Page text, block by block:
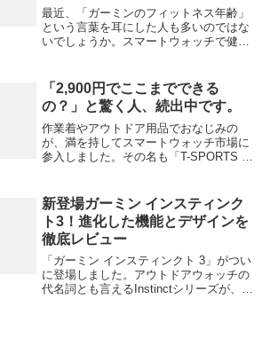
最近、「ガーミンのフィットネス年齢」
という言葉を耳にした人も多いのではな
いでしょうか。スマートウォッチで健康
も、そもそもフィットネス年齢とは何を
意味し、どうやって測って...
「2,900円でここまでできる
の？」と驚く人、続出中です。
作業着やアウトドア用品でおなじみの
が、満を持してスマートウォッチ市場に
参入しました。その名も「T-SPORTS ス
てみたけど想像以上」「通知だけ確認で
きれば十分...
新登場ガーミン インスティンク
ト3！進化した機能とデザインを
徹底レビュー
「ガーミン インスティンクト 3」がつい
に登場しました。アウトドアウォッチの
代名詞とも言えるInstinctシリーズが、こ